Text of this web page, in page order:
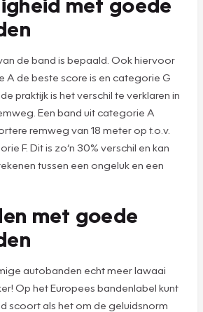
de band is bepaald. Ook hiervoor
de beste score is en categorie G
praktijk is het verschil te verklaren in
Een band uit categorie A
remweg van 18 meter op t.o.v.
F. Dit is zo’n 30% verschil en kan
tussen een ongeluk en een
met goede
autobanden echt meer lawaai
Op het Europees bandenlabel kunt
scoort als het om de geluidsnorm